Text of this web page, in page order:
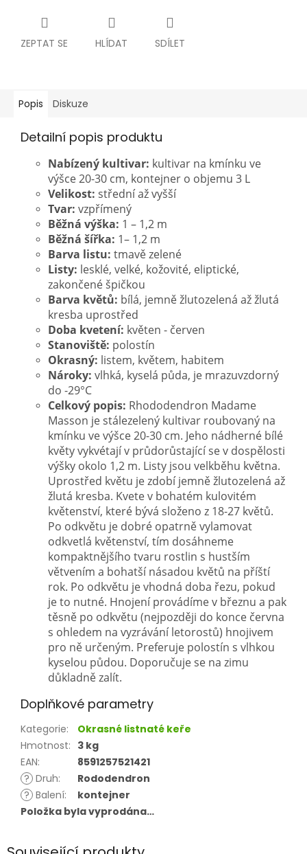
ZEPTAT SE HLÍDAT SDÍLET
Popis Diskuze
Detailní popis produktu
Nabízený kultivar: kultivar na kmínku ve
výšce 20-30 cm, kontejner o objemu 3 L
Velikost: střední až vyšší
Tvar: vzpřímený
Běžná výška: 1 – 1,2 m
Běžná šířka: 1– 1,2 m
Barva listu: tmavě zelené
Listy: lesklé, velké, kožovité, eliptické,
zakončené špičkou
Barva květů: bílá, jemně žlutozelená až žlutá
kresba uprostřed
Doba kvetení: květen - červen
Stanoviště: polostín
Okrasný: listem, květem, habitem
Nároky: vlhká, kyselá půda, je mrazuvzdorný
do -29°C
Celkový popis: Rhododendron Madame
Masson je stálezelený kultivar roubovaný na
kmínku ve výšce 20-30 cm. Jeho nádherné bílé
květy vykvétají v průdorůstající se v dospělosti
výšky okolo 1,2 m. Listy jsou velkběhu května.
Uprostřed květu je zdobí jemně žlutozelená až
žlutá kresba. Kvete v bohatém kulovitém
květenství, které bývá složeno z 18-27 květů.
Po odkvětu je dobré opatrně vylamovat
odkvetlá květenství, tím dosáhneme
kompaktnějšího tvaru rostlin s hustším
větvením a bohatší násadou květů na příští
rok. Po odkvětu je vhodná doba řezu, pokud
je to nutné. Hnojení provádíme v březnu a pak
těsně po odkvětu (nejpozději do konce června
s ohledem na vyzrávání letorostů) hnojivem
pro ně určeným. Preferuje polostín s vlhkou
kyselou půdou. Doporučuje se na zimu
důkladně zalít.
Doplňkové parametry
Kategorie:
Okrasné listnaté keře
Hmotnost: 3 kg
EAN:
8591257521421
? Druh:
Rododendron
? Balení:
kontejner
Položka byla vyprodána…